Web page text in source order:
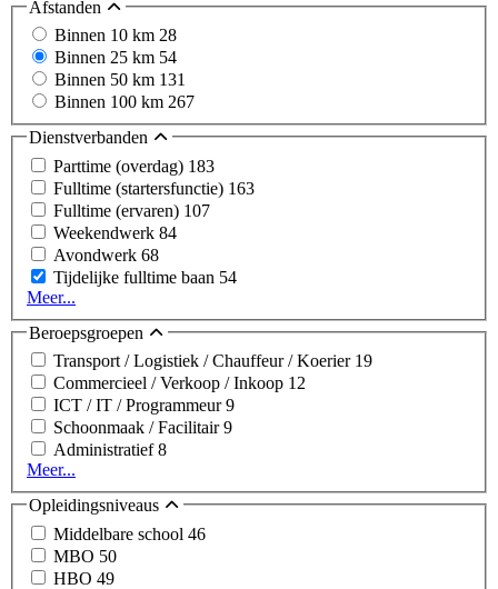
Afstanden
Binnen 10 km 28
Binnen 25 km 54
Binnen 50 km 131
Binnen 100 km 267
Dienstverbanden
Parttime (overdag) 183
Fulltime (startersfunctie) 163
Fulltime (ervaren) 107
Weekendwerk 84
Avondwerk 68
Tijdelijke fulltime baan 54
Meer...
Beroepsgroepen
Transport / Logistiek / Chauffeur / Koerier 19
Commercieel / Verkoop / Inkoop 12
ICT / IT / Programmeur9
Schoonmaak / Facilitair9
Administratief8
Meer...
Opleidingsniveaus
Middelbare school 46
MBO 50
HBO 49